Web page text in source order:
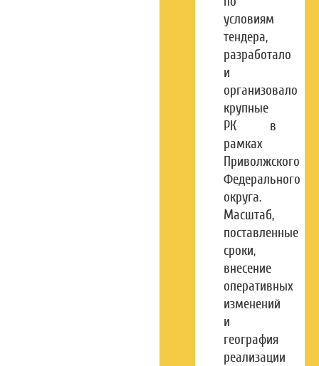
условиям
тендера,
разработало
и
организовало
крупные
РК в
рамках
Приволжского
Федерального
округа.
Масштаб,
поставленные
сроки,
внесение
оперативных
изменений
и
география
реализации